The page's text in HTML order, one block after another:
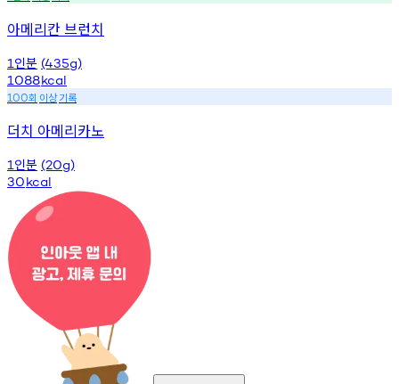
아메리칸 브런치
1 인분 (435g)
1088kcal
100회 이상기록
더치 아메리카노
1 인분 (20g)
30kcal